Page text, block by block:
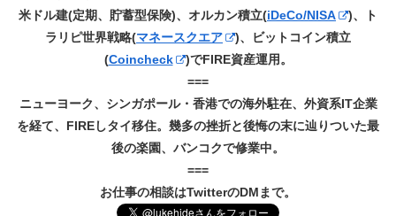
米ドル建(定期、貯蓄型保険)、オルカン積立(iDeCo/NISA
)、ト
ラリピ世界戦略(マネースクエア
)、ビットコイン積立
(Coincheck
)でFIRE資産運用。
===
ニューヨーク、シンガポール・香港での海外駐在、外資系IT企業
を経て、FIREしタイ移住。幾多の挫折と後悔の末に辿りついた最
後の楽園、バンコクで修業中。
===
お仕事の相談はTwitterのDMまで。